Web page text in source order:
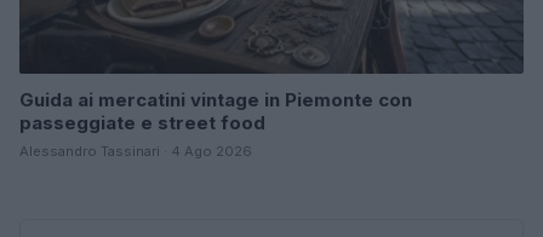
Guida ai mercatini vintage in Piemonte con
passeggiate e street food
Alessandro Tassinari · 4 Ago 2026